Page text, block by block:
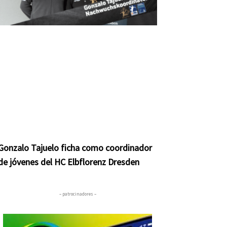
Tajuelo ficha como coordinador
jóvenes del HC Elbflorenz Dresden
– patrocinadores –